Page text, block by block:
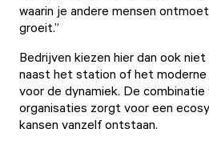
waarin je andere mensen
groeit.”
Bedrijven kiezen hier dan ook
naast het station of het moderne
voor de dynamiek. De
organisaties zorgt voor een
kansen vanzelf ontstaan.